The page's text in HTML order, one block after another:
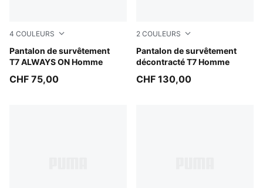
4 COULEURS
Pantalon de survêtement
T7 ALWAYS ON Homme
Puma Black
CHF 75,00
2 COULEURS
Pantalon de survêtement
décontracté T7 Homme
Mouse Gray
CHF 130,00